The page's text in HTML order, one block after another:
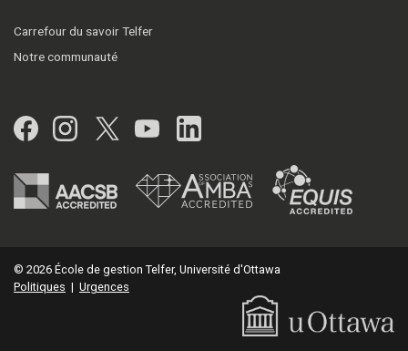
Carrefour du savoir Telfer
Notre communauté
Facebook
Instagram
Twitter
YouTubeLinkedIn
© 2026 École de gestion Telfer, Université d'Ottawa
Politiques | Urgences